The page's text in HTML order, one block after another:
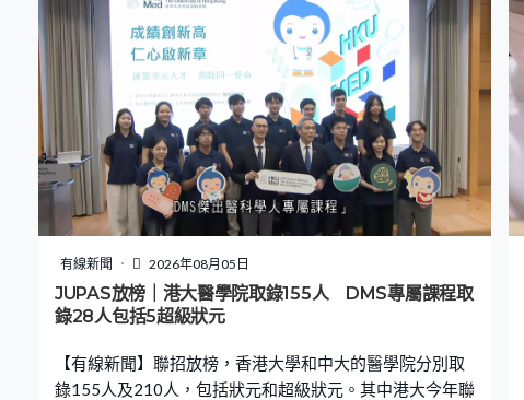
改用《土地（雜項條文）條例》而非《收回土地條例》處
理，試圖排除土地審裁處對補償問題的管轄權，構成不
公，案件押後續審。
有線新聞 2026年08月05日
JUPAS放榜｜港大醫學院取錄155人 DMS專屬課程取
錄28人包括5超級狀元
【有線新聞】聯招放榜，香港大學和中大的醫學院分別取
錄155人及210人，包括狀元和超級狀元。其中港大今年聯